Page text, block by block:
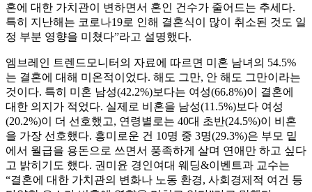
혼에 대한 가치관이 변하면서 혼인 건수가 줄어드는 추세다.
특히 지난해는 코로나19로 인해 결혼식이 많이 취소된 것도 일
정 부분 영향을 미쳤다”라고 설명했다.
엠브레인 트렌드모니터의 자료에 따르면 미혼 남녀의 54.5%
는 결혼에 대해 미온적이었다. 해도 그만, 안 해도 그만이라는
것이다. 특히 미혼 남성(42.2%)보다는 여성(66.8%)이 결혼에
대한 의지가 적었다. 실제로 비혼을 남성(11.5%)보다 여성
(20.2%)이 더 선호했고, 연령별로는 40대 초반(24.5%)이 비혼
을 가장 선호했다. 흥미로운 건 10명 중 3명(29.3%)은 부모 밑
에서 월급을 용돈으로 쓰면서 풍족하게 살며 연애만 하고 싶다
고 밝히기도 했다. 권미윤 경인여대 웨딩&이벤트과 교수는
“결혼에 대한 가치관의 변화나 노동 환경, 사회경제적 여건 등